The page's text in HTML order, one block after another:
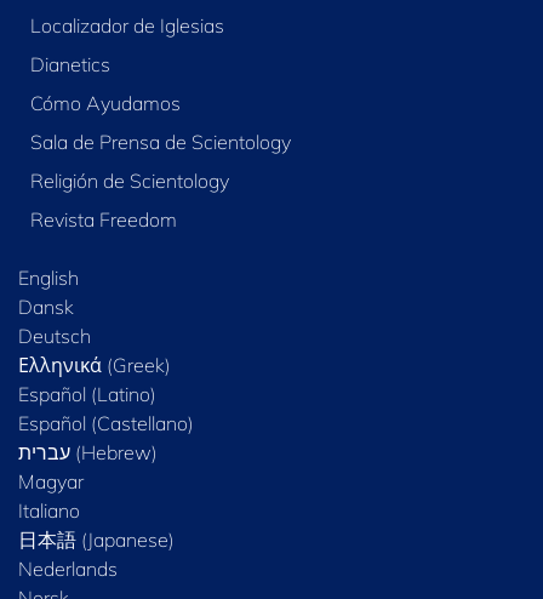
Localizador de Iglesias
Dianetics
Cómo Ayudamos
Sala de Prensa de Scientology
Religión de Scientology
Revista Freedom
English
Dansk
Deutsch
Ελληνικά (Greek)
Español (Latino)
Español (Castellano)
Magyar
Italiano
日本語 (Japanese)
Nederlands